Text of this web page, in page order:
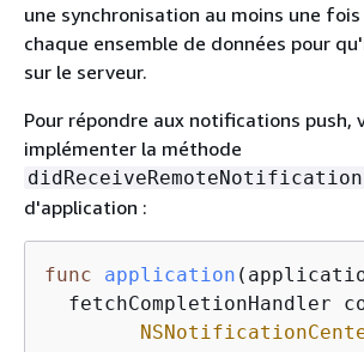
une synchronisation au moins une
chaque ensemble de données pour
sur le serveur.
Pour répondre aux notifications push,
implémenter la méthode
didReceiveRemoteNotification
d'application :
func application (
fetchCompletionHandler